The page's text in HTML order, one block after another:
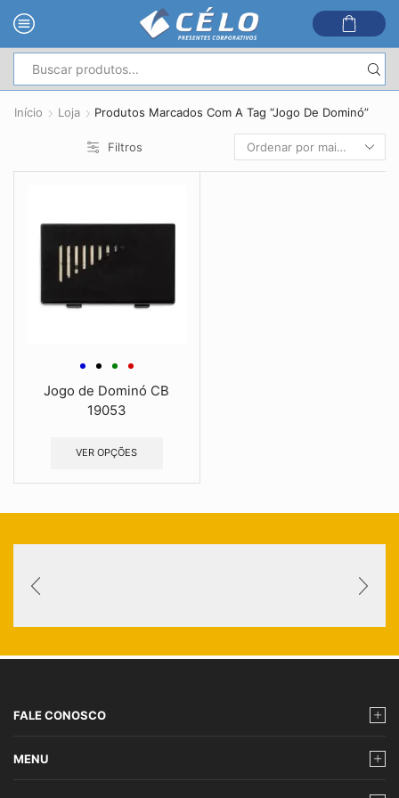
de
pesquisa
Início Loja Produtos Marcados Com A Tag “Jogo De Dominó”
Filtros
Jogo de Dominó CB
19053
VER OPÇÕES
FALE CONOSCO
MENU